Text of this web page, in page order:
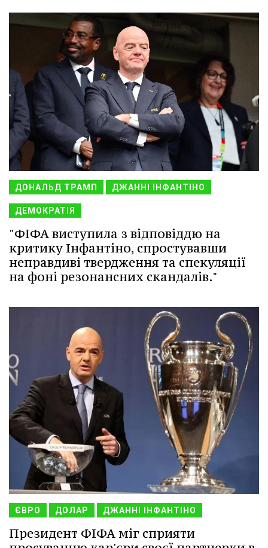
ДОНАЛЬД ТРАМП ДЖАННІ ІНФАНТІНО
ДЕМОКРАТІЯ
"ФІФА виступила з відповіддю на
критику Інфантіно, спростувавши
неправдиві твердження та спекуляції
на фоні резонансних скандалів."
ЄВРО ДОЛАР ДЖАННІ ІНФАНТІНО
Президент ФІФА міг сприяти